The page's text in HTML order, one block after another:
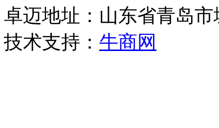
卓迈地址：山东省青岛
技术支持： 牛商网